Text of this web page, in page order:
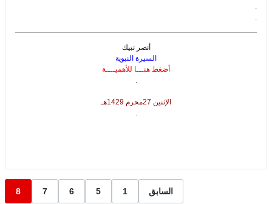
.
.
أنصر نبيك
السيرة النبوية
أضغط هنـــا للأهميــــة
.
الإثنين 27محرم 1429هـ
.
السابق 1
5
6
7
8